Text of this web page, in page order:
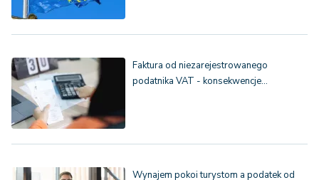
Faktura od niezarejestrowanego
podatnika VAT - konsekwencje…
Wynajem pokoi turystom a podatek od